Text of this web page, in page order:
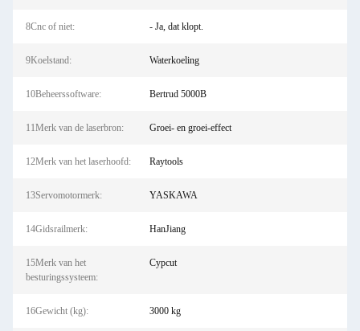
8Cnc of niet: - Ja, dat klopt.
9Koelstand: Waterkoeling
10Beheerssoftware: Bertrud 5000B
11Merk van de laserbron: Groei- en groei-effect
12Merk van het laserhoofd: Raytools
13Servomotormerk: YASKAWA
14Gidsrailmerk: HanJiang
15Merk van het
besturingssysteem:
Cypcut
16Gewicht (kg): 3000 kg